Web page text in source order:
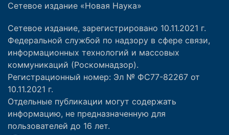
Сетевое издание «Новая Наука»
Сетевое издание, зарегистрировано 10.11.2021 г.
Федеральной службой по надзору в сфере связи,
информационных технологий и массовых
коммуникаций (Роскомнадзор).
Регистрационный номер: Эл № ФС77-82267 от
10.11.2021 г.
Отдельные публикации могут содержать
информацию, не предназначенную для
пользователей до 16 лет.